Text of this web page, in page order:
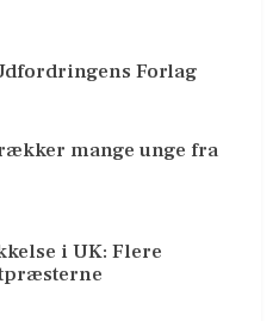
Forlag
mange unge fra
i UK: Flere